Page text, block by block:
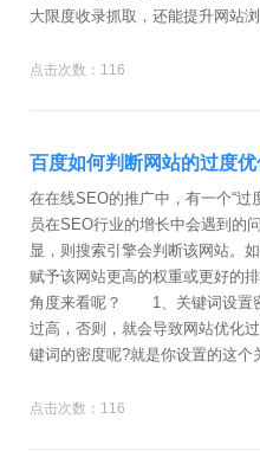
大限度收录抓取，还能提升网站
点击次数：116
百度如何判断网站的过度优
在在线SEO的推广中，有一个“过
员在SEO行业的增长中会遇到的
显，则搜索引擎会判断该网站。
赋予该网站更高的权重或更好的
角度来看呢？ 1、关键词设置
过高，否则，就会导致网站优化
键词的密度呢?就是你设置的这个
点击次数：116